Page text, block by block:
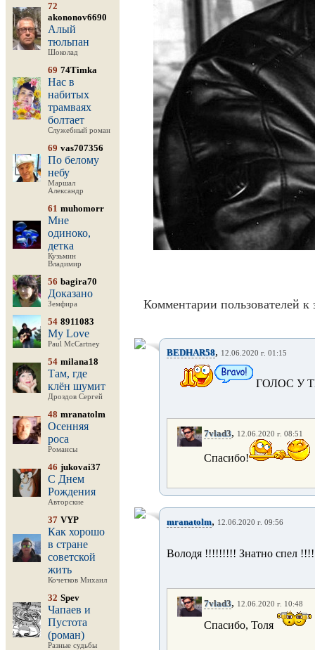
72
akononov6690
Алый
тюльпан
Шоколад
69 74Timka
Нас в
набитых
трамваях
болтает
Служебный роман
69 vas707356
По белому
небу
Маршал
Александр
61 muhomorr
Мне
одиноко,
детка
Кузьмин
Владимир
56 bagira70
Доказано
Земфира
54 8911083
My Love
Paul McCartney
54 milana18
Там, где
клён шумит
Дроздов Сергей
48 mranatolm
Осенняя
роса
Романсы
46 jukovai37
С Днем
Рождения
Авторские
37 VYP
Как хорошо
в стране
советской
жить
Кочетков Михаил
32 Spev
Чапаев и
Пустота
(роман)
Разные судьбы
Комментарии пользователей к
BEDHAR58, 12.06.2020 г. 01:15
ГОЛОС У
7vlad3, 12.06.2020 г. 08:51
Спасибо!
mranatolm, 12.06.2020 г. 09:56
Володя !!!!!!!!! Знатно спел
7vlad3, 12.06.2020 г. 10:48
Спасибо, Толя